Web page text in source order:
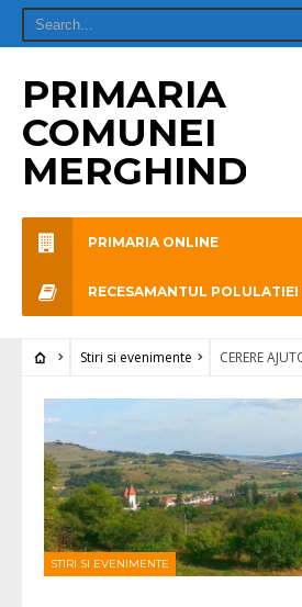
PRIMARIA
COMUNEI
PRIMARIA ONLINE
RECESAMANTUL
Stiri si evenimente CERERE
STIRI SI EVENIMENTE